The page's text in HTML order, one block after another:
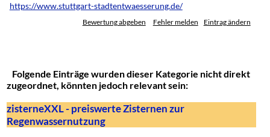
https://www.stuttgart-stadtentwaesserung.de/
Bewertung abgeben Fehler melden Eintrag ändern
Folgende Einträge wurden dieser Kategorie nicht direkt
zugeordnet, könnten jedoch relevant sein:
zisterneXXL - preiswerte Zisternen zur
Regenwassernutzung